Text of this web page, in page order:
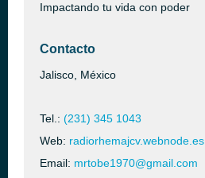
Impactando tu vida con poder
Contacto
Jalisco, México
Tel.: (231) 345 1043
Web: radiorhemajcv.webnode.es
Email: mrtobe1970@gmail.com